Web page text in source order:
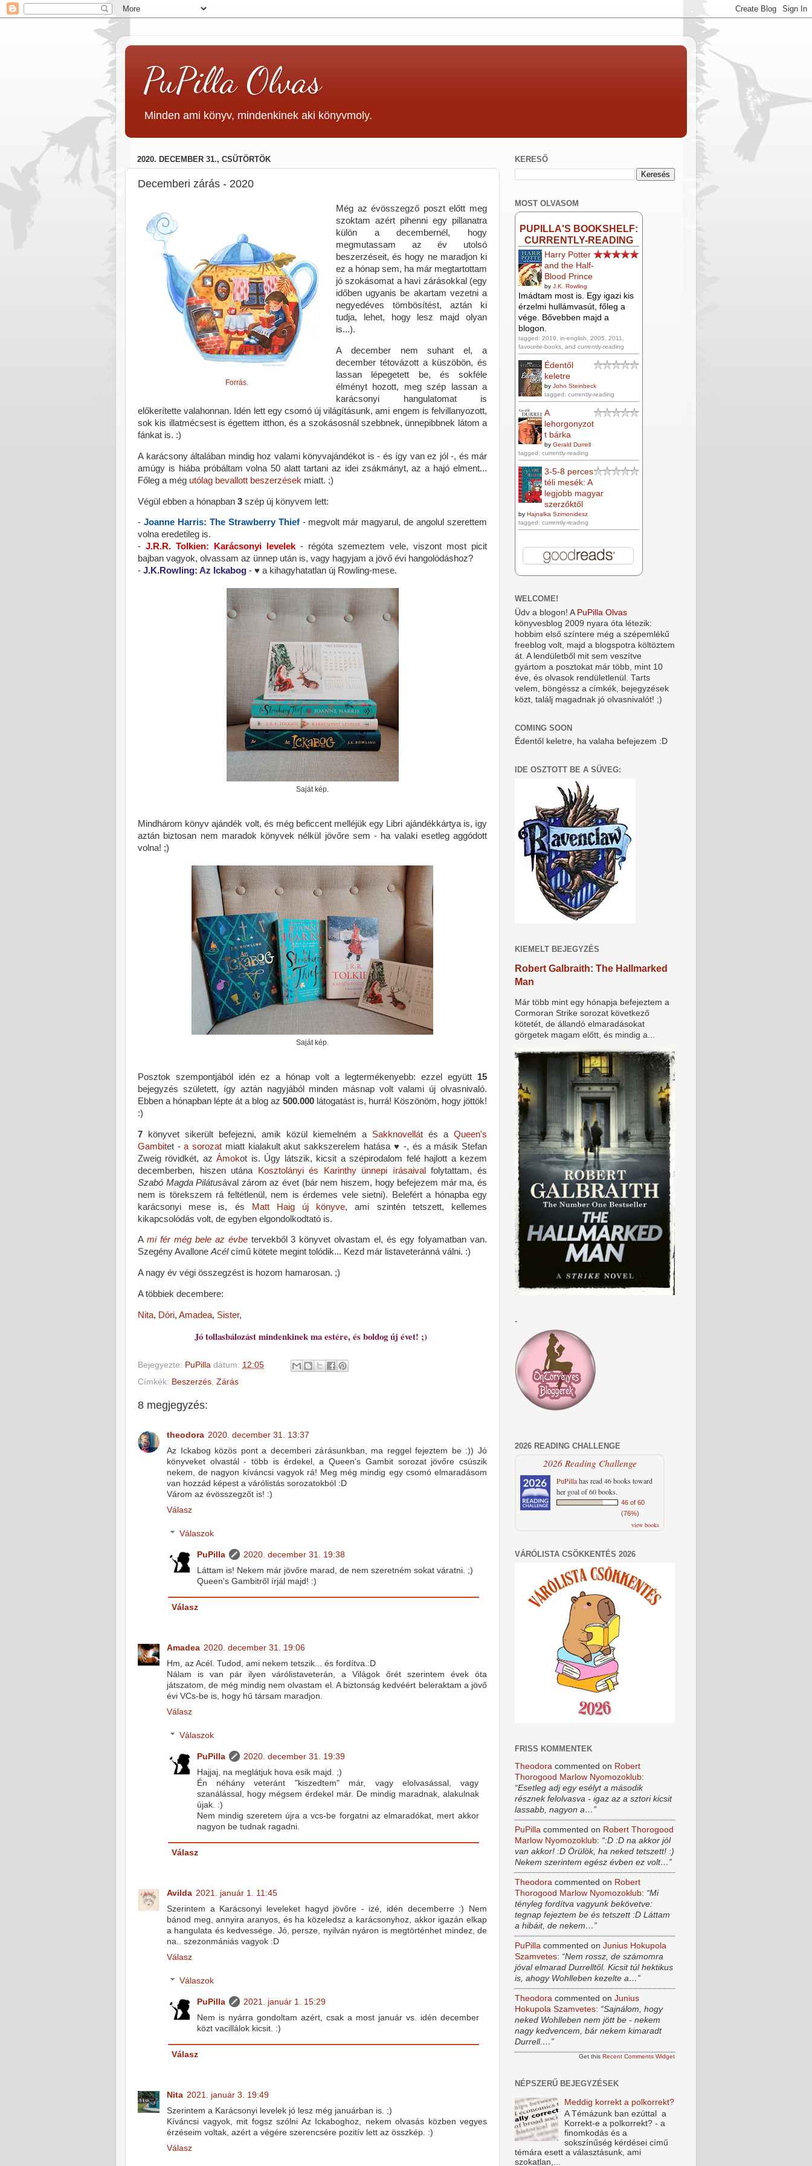
PuPilla Olvas
Minden ami könyv, mindenkinek aki könyvmoly.
2020. DECEMBER 31., CSÜTÖRTÖK
Decemberi zárás - 2020
Forrás.
Még az évösszegző poszt előtt meg
szoktam azért pihenni egy pillanatra
külön a decembernél, hogy
megmutassam az év utolsó
beszerzéseit, és hogy ne maradjon ki
ez a hónap sem, ha már megtartottam
jó szokásomat a havi zárásokkal (egy
időben ugyanis be akartam vezetni a
negyedéves tömbösítést, aztán ki
tudja, lehet, hogy lesz majd olyan
is...).
A december nem suhant el, a
december tétovázott a küszöbön, és
lassan lépegetett be, és sokféle
élményt hozott, meg szép lassan a
karácsonyi hangulatomat is
előkerítette valahonnan. Idén lett egy csomó új világításunk, ami engem is felvillanyozott,
sok kis illatmécsest is égettem itthon, és a szokásosnál szebbnek, ünnepibbnek látom a
fánkat is. :)
A karácsony általában mindig hoz valami könyvajándékot is - és így van ez jól -, és már
amúgy is hiába próbáltam volna 50 alatt tartani az idei zsákmányt, az a hajó elment...
Főleg a még utólag bevallott beszerzések miatt. ;)
Végül ebben a hónapban 3 szép új könyvem lett:
- Joanne Harris: The Strawberry Thief- megvolt már magyarul, de angolul szerettem
volna eredetileg is.
- J.R.R. Tolkien: Karácsonyi levelek- régóta szemeztem vele, viszont most picit
bajban vagyok, olvassam az ünnep után is, vagy hagyjam a jövő évi hangolódáshoz?
- J.K.Rowling: Az Ickabog - ♥ a kihagyhatatlan új Rowling-mese.
Saját kép.
Mindhárom könyv ajándék volt, és még beficcent melléjük egy Libri ajándékkártya is, így
aztán biztosan nem maradok könyvek nélkül jövőre sem - ha valaki esetleg aggódott
volna! ;)
Saját kép.
Posztok szempontjából idén ez a hónap volt a legtermékenyebb: ezzel együtt 15
bejegyzés született, így aztán nagyjából minden másnap volt valami új olvasnivaló.
Ebben a hónapban lépte át a blog az 500.000 látogatást is, hurrá! Köszönöm, hogy jöttök!
:)
7 könyvet sikerült befejezni, amik közül kiemelném a Sakknovellát és a Queen's
Gambitet -a sorozat miatt kialakult akut sakkszerelem hatása ♥ -, és a másik Stefan
Zweig rövidkét, azÁmokot is. Úgy látszik, kicsit a szépirodalom felé hajlott a kezem
decemberben, hiszen utána Kosztolányi és Karinthy ünnepi írásaivalfolytattam, és
Szabó Magda Pilátusával zárom az évet (bár nem hiszem, hogy befejezem már ma, és
nem is törekszem rá feltétlenül, nem is érdemes vele sietni). Belefért a hónapba egy
karácsonyi mese is, és Matt Haig új könyve, ami szintén tetszett, kellemes
kikapcsolódás volt, de egyben elgondolkodtató is.
A mi fér még bele az évbetervekből 3 könyvet olvastam el, és egy folyamatban van.
Szegény AvalloneAcélcímű kötete megint tolódik... Kezd már listaveteránná válni. :)
A nagy év végi összegzést is hozom hamarosan. ;)
A többiek decembere:
Nita, Dóri, Amadea, Sister,
Jó tollasbálozást mindenkinek ma estére, és boldog új évet! ;)
Bejegyezte: PuPilla dátum: 12:05
Címkék: Beszerzés, Zárás
8 megjegyzés:
theodora 2020. december 31. 13:37
Az Ickabog közös pont a decemberi zárásunkban, ma reggel fejeztem be :)) Jó
könyveket olvastál - több is érdekel, a Queen's Gambit sorozat jövőre csúszik
nekem, de nagyon kíváncsi vagyok rá! Meg még mindig egy csomó elmaradásom
van hozzád képest a várólistás sorozatokból :D
Várom az évösszegzőt is! :)
Válasz
Válaszok
PuPilla
2020. december 31. 19:38
Láttam is! Nekem már jövőre marad, de nem szeretném sokat váratni. ;)
Queen's Gambitről írjál majd! :)
Válasz
Amadea 2020. december 31. 19:06
Hm, az Acél. Tudod, ami nekem tetszik... és fordítva.:D
Nálam is van pár ilyen várólistaveterán, a Világok őrét szerintem évek óta
játszatom, de még mindig nem olvastam el. A biztonság kedvéért beleraktam a jövő
évi VCs-be is, hogy hű társam maradjon.
Válasz
Válaszok
PuPilla
2020. december 31. 19:39
Hajjaj, na meglátjuk hova esik majd. ;)
Én néhány veteránt "kiszedtem" már, vagy elolvasással, vagy
szanálással, hogy mégsem érdekel már. De mindig maradnak, alakulnak
újak. :)
Nem mindig szeretem újra a vcs-be forgatni az elmaradókat, mert akkor
nagyon be tudnak ragadni.
Válasz
Avilda 2021. január 1. 11:45
Szerintem a Karácsonyi leveleket hagyd jövőre - izé, idén decemberre :) Nem
bánod meg, annyira aranyos, és ha közeledsz a karácsonyhoz, akkor igazán elkap
a hangulata és kedvessége. Jó, persze, nyilván nyáron is megtörténhet mindez, de
na.. szezonmániás vagyok :D
Válasz
Válaszok
PuPilla
2021. január 1. 15:29
Nem is nyárra gondoltam azért, csak a most január vs. idén december
közt vacillálok kicsit. :)
Válasz
Nita 2021. január 3. 19:49
Szerintem a Karácsonyi levelek jó lesz még januárban is. ;)
Kíváncsi vagyok, mit fogsz szólni Az Ickaboghoz, nekem olvasás közben vegyes
érzéseim voltak, azért a végére szerencsére pozitív lett az összkép. :)
Válasz
KERESŐ
MOST OLVASOM
PUPILLA'S BOOKSHELF:
CURRENTLY-READING
Harry Potter
and the Half-
Blood Prince
by J.K. Rowling
Imádtam most is. Egy igazi kis
érzelmi hullámvasút, főleg a
vége. Bővebben majd a
blogon.
tagged: 2019, in-english, 2005, 2011,
favourite-books, and currently-reading
Édentől
keletre
by John Steinbeck
tagged: currently-reading
A
lehorgonyzot
t bárka
by Gerald Durrell
tagged: currently-reading
3-5-8 perces
téli mesék: A
legjobb magyar
szerzőktől
by Hajnalka Szimonidesz
tagged: currently-reading
WELCOME!
Üdv a blogon! A PuPilla Olvas
könyvesblog 2009 nyara óta létezik:
hobbim első színtere még a szépemlékű
freeblog volt, majd a blogspotra költöztem
át. A lendületből mit sem veszítve
gyártom a posztokat már több, mint 10
éve, és olvasok rendületlenül. Tarts
velem, böngéssz a címkék, bejegyzések
közt, találj magadnak jó olvasnivalót! ;)
COMING SOON
Édentől keletre, ha valaha befejezem :D
IDE OSZTOTT BE A SÜVEG:
KIEMELT BEJEGYZÉS
Robert Galbraith: The Hallmarked
Man
Már több mint egy hónapja befejeztem a
Cormoran Strike sorozat következő
kötetét, de állandó elmaradásokat
görgetek magam előtt, és mindig a...
-
2026 READING CHALLENGE
2026 Reading Challenge
PuPillahas read 46 books toward
her goal of 60 books.
46 of 60
(76%)
view books
VÁRÓLISTA CSÖKKENTÉS 2026
FRISS KOMMENTEK
Theodora commented on Robert
Thorogood Marlow Nyomozoklub:
“Esetleg adj egy esélyt a második
résznek felolvasva - igaz az a sztori kicsit
lassabb, nagyon a…”
PuPilla commented on Robert Thorogood
Marlow Nyomozoklub: “:D :D na akkor jól
van akkor! :D Örülök, ha neked tetszett! :)
Nekem szerintem egész évben ez volt…”
Theodora commented on Robert
Thorogood Marlow Nyomozoklub: “Mi
tényleg fordítva vagyunk bekövetve:
tegnap fejeztem be és tetszett :D Láttam
a hibáit, de nekem…”
PuPilla commented on Junius Hokupola
Szamvetes: “Nem rossz, de számomra
jóval elmarad Durrelltől. Kicsit túl hektikus
is, ahogy Wohlleben kezelte a…”
Theodora commented on Junius
Hokupola Szamvetes: “Sajnálom, hogy
neked Wohlleben nem jött be - nekem
nagy kedvencem, bár nekem kimaradt
Durrell.…”
Get this Recent Comments Widget
NÉPSZERŰ BEJEGYZÉSEK
Meddig korrekt a polkorrekt?
A Témázunk ban ezúttal a
Korrekt-e a polkorrekt? - a
finomkodás és a
sokszínűség kérdései című
témára esett a választásunk, ami
szokatlan,...